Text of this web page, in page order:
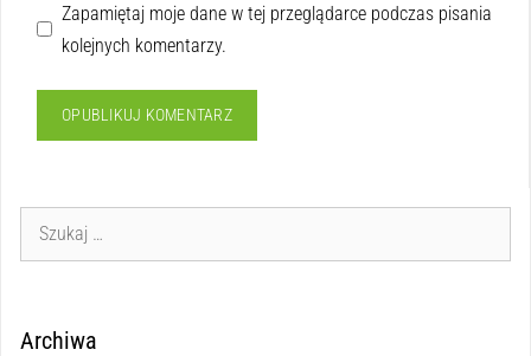
Zapamiętaj moje dane w tej przeglądarce podczas pisania
kolejnych komentarzy.
Archiwa